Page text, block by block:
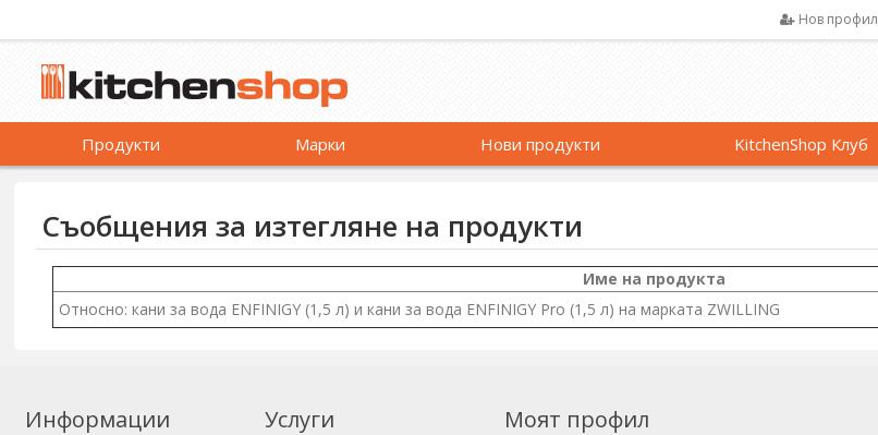
Нов профил
Продукти Марки Нови продукти KitchenShop Клуб
Съобщения за изтегляне на продукти
Име на продукта
Относно: кани за вода ENFINIGY (1,5 л) и кани за вода ENFINIGY Pro (1,5 л) на марката ZWILLING
Информации Услуги Моят профил